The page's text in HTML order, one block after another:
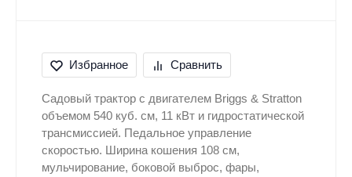
Избранное Сравнить
Садовый трактор с двигателем Briggs & Stratton
объемом 540 куб. см, 11 кВт и гидростатической
трансмиссией. Педальное управление
скоростью. Ширина кошения 108 см,
мульчирование, боковой выброс, фары,